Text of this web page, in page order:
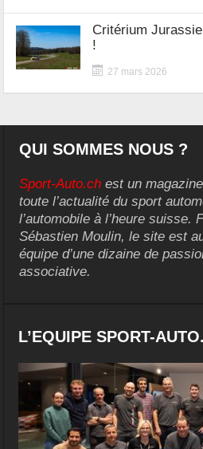
Critérium
!
27 mars 2026
QUI SOMMES NOUS ?
Sport-Auto.ch est un
toute l’actualité du sport
l’automobile à l’heure suisse.
Sébastien Moulin, le site est
équipe d’une dizaine de
associative.
L’EQUIPE SPORT-